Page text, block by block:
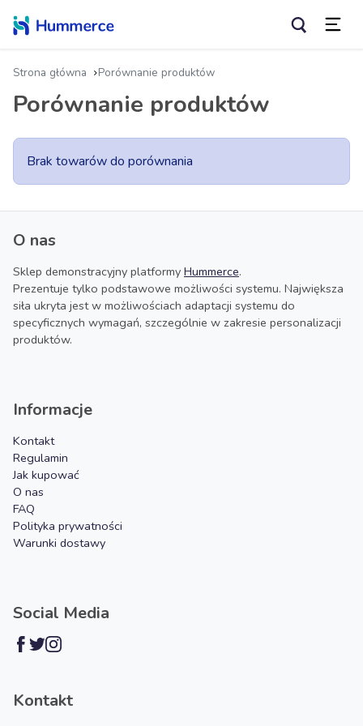
Strona główna Porównanie produktów
Porównanie produktów
Brak towarów do porównania
O nas
Sklep demonstracyjny platformy Hummerce.
Prezentuje tylko podstawowe możliwości systemu. Największa
siła ukryta jest w możliwościach adaptacji systemu do
specyficznych wymagań, szczególnie w zakresie personalizacji
produktów.
Informacje
Kontakt
Regulamin
Jak kupować
O nas
FAQ
Polityka prywatności
Warunki dostawy
Social Media
Kontakt